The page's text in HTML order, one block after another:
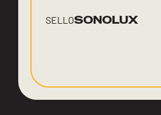
SELLOSONOLUX